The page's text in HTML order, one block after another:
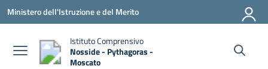
Vai ai contenuti
Vai al menu di navigazione
Vai al footer
Ministero dell'Istruzione e del Merito
Istituto Comprensivo
Nosside - Pythagoras -
Moscato